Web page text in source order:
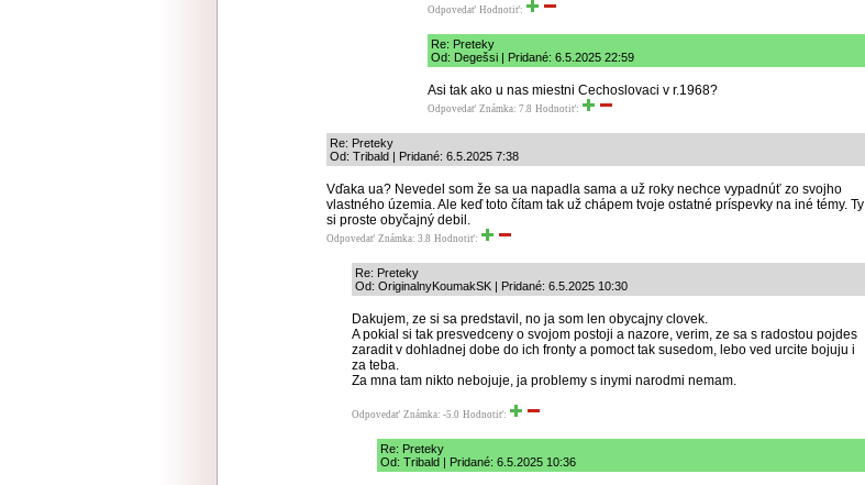
Odpovedať Hodnotiť:
Re: Preteky
Od: Degešsi | Pridané: 6.5.2025 22:59
Asi tak ako u nas miestni Cechoslovaci v r.1968?
Odpovedať Známka: 7.8 Hodnotiť:
Re: Preteky
Od: Tribald | Pridané: 6.5.2025 7:38
Vďaka ua? Nevedel som že sa ua napadla sama a už roky nechce vypadnúť zo svojho
vlastného územia. Ale keď toto čítam tak už chápem tvoje ostatné príspevky na iné témy. Ty
si proste obyčajný debil.
Odpovedať Známka: 3.8 Hodnotiť:
Re: Preteky
Od: OriginalnyKoumakSK | Pridané: 6.5.2025 10:30
Dakujem, ze si sa predstavil, no ja som len obycajny clovek.
A pokial si tak presvedceny o svojom postoji a nazore, verim, ze sa s radostou pojdes
zaradit v dohladnej dobe do ich fronty a pomoct tak susedom, lebo ved urcite bojuju i
za teba.
Za mna tam nikto nebojuje, ja problemy s inymi narodmi nemam.
Odpovedať Známka: -5.0 Hodnotiť:
Re: Preteky
Od: Tribald | Pridané: 6.5.2025 10:36